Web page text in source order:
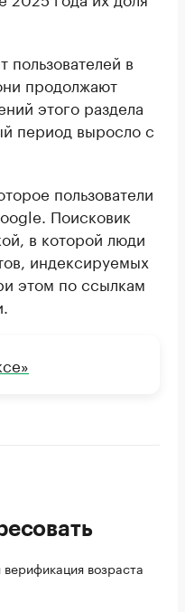
пользователей в
продолжают
этого раздела
период выросло с
пользователи
Поисковик
в которой люди
индексируемых
этом по ссылкам
возраста